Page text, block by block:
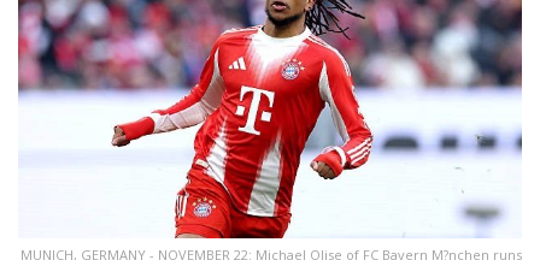
MUNICH, GERMANY - NOVEMBER 22: Michael Olise of FC Bayern M?nchen runs